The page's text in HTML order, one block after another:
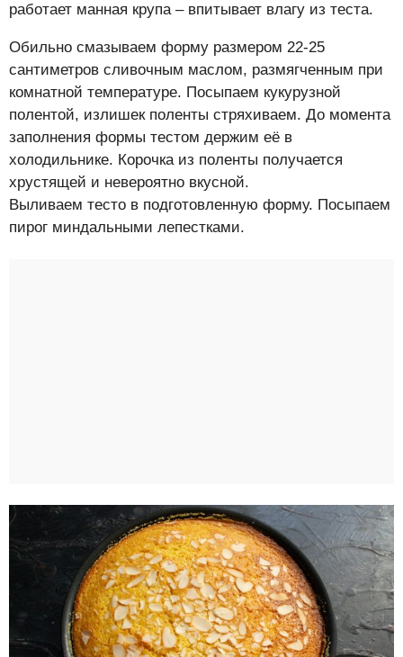
работает манная крупа – впитывает влагу из теста.
Обильно смазываем форму размером 22-25
сантиметров сливочным маслом, размягченным при
комнатной температуре. Посыпаем кукурузной
полентой, излишек поленты стряхиваем. До момента
заполнения формы тестом держим её в
холодильнике. Корочка из поленты получается
хрустящей и невероятно вкусной.
Выливаем тесто в подготовленную форму. Посыпаем
пирог миндальными лепестками.